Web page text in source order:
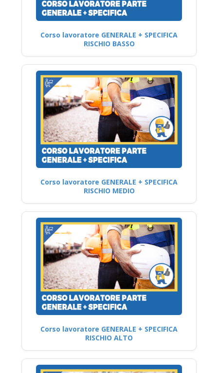
Corso lavoratore GENERALE + SPECIFICA
RISCHIO BASSO
Corso lavoratore GENERALE + SPECIFICA
RISCHIO MEDIO
Corso lavoratore GENERALE + SPECIFICA
RISCHIO ALTO